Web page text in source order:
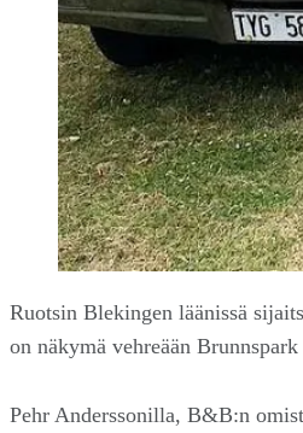
Ruotsin Blekingen läänissä
on näkymä vehreään
Pehr Anderssonilla, B&B:n